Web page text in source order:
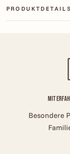
Mit
Besondere